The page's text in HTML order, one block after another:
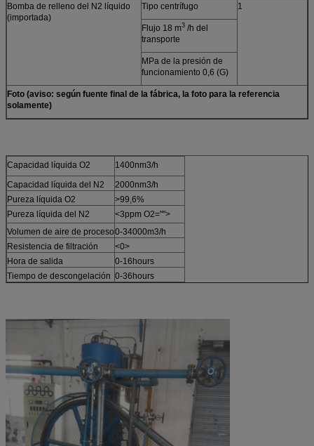
Bomba de relleno del N2 líquido
(importada)
Tipo centrífugo 1
Flujo 18 m3 /h del
transporte
MPa de la presión de
funcionamiento 0,6 (G)
Foto (aviso: según fuente final de la fábrica, la foto para la referencia
solamente)
Capacidad líquida O2
1400nm3/h
Capacidad líquida del N2
2000nm3/h
Pureza líquida O2
>99,6%
Pureza líquida del N2
<3ppm O2="">
Volumen de aire de proceso0-34000m3/h
Resistencia de filtración
<0>
Hora de salida
0-16hours
Tiempo de descongelación 0-36hours